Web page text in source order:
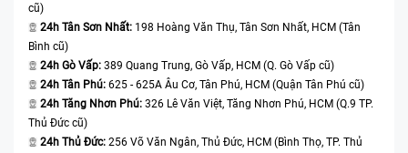
cũ)
24h Tân Sơn Nhất: 198 Hoàng Văn Thụ, Tân Sơn Nhất, HCM (Tân
Bình cũ)
24h Gò Vấp: 389 Quang Trung, Gò Vấp, HCM (Q. Gò Vấp cũ)
24h Tân Phú: 625 - 625A Âu Cơ, Tân Phú, HCM (Quận Tân Phú cũ)
24h Tăng Nhơn Phú: 326 Lê Văn Việt, Tăng Nhơn Phú, HCM (Q.9 TP.
Thủ Đức cũ)
24h Thủ Đức: 256 Võ Văn Ngân, Thủ Đức, HCM (Bình Thọ, TP. Thủ